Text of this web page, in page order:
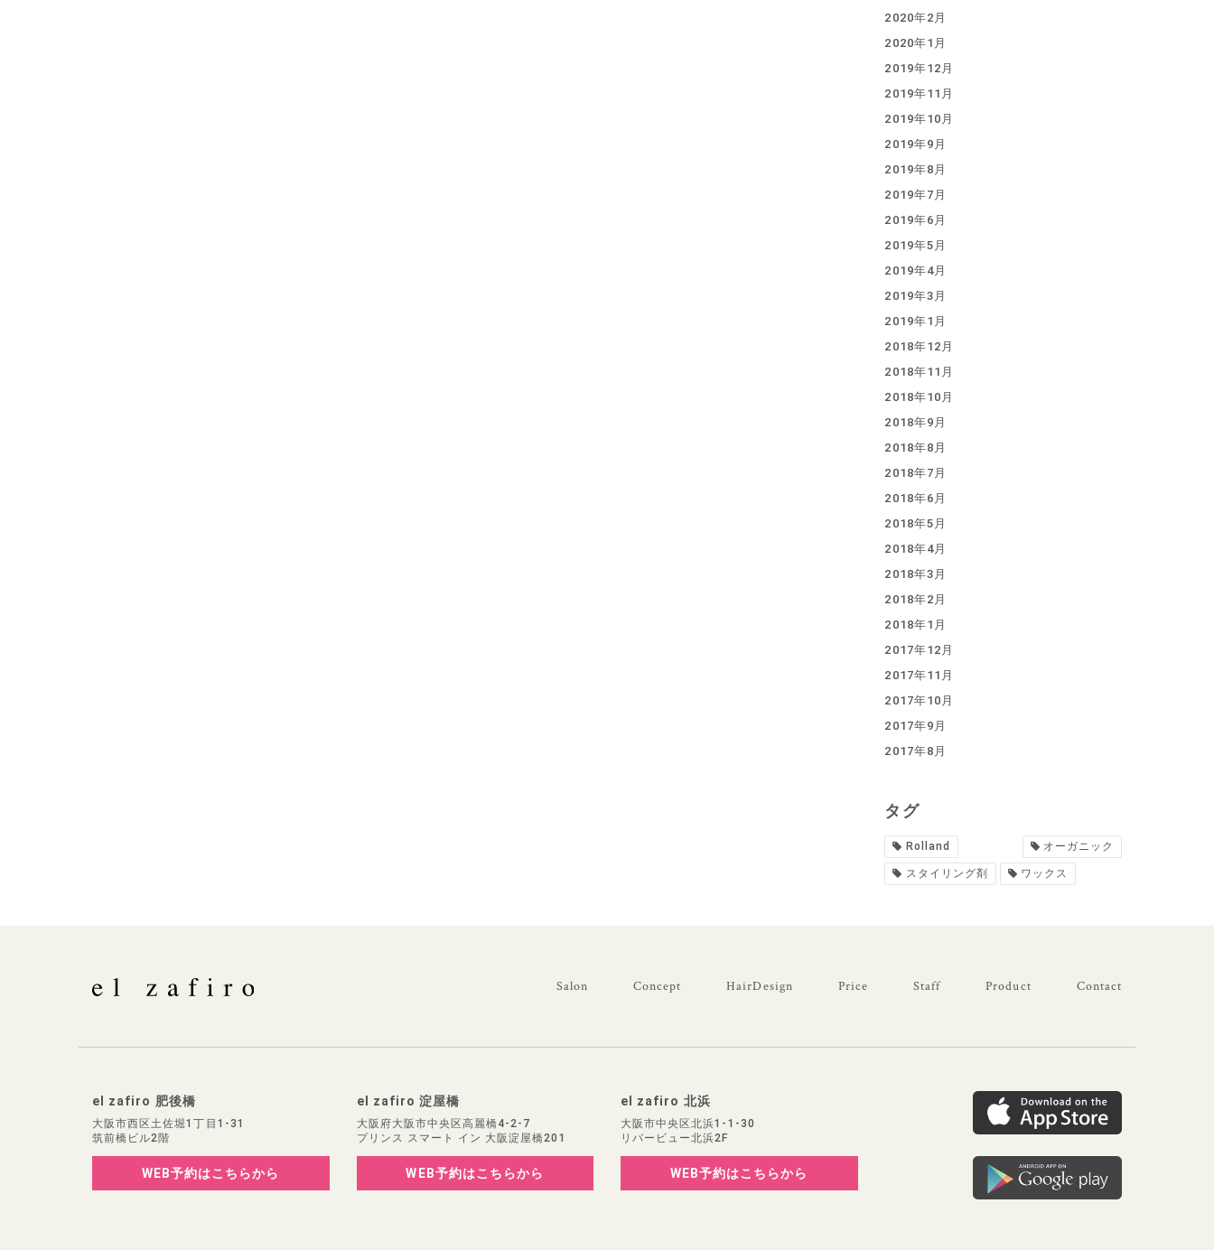
2020年2月
2020年1月
2019年12月
2019年11月
2019年10月
2019年9月
2019年8月
2019年7月
2019年6月
2019年5月
2019年4月
2019年3月
2019年1月
2018年12月
2018年11月
2018年10月
2018年9月
2018年8月
2018年7月
2018年6月
2018年5月
2018年4月
2018年3月
2018年2月
2018年1月
2017年12月
2017年11月
2017年10月
2017年9月
2017年8月
タグ
Rolland オーガニック
スタイリング剤 ワックス
Salon Concept HairDesign Price Staff Product Contact
el zafiro 肥後橋
大阪市西区土佐堀1丁目1-31
筑前橋ビル2階
WEB予約はこちらから
el zafiro 淀屋橋
大阪府大阪市中央区高麗橋4-2-7
プリンス スマート イン 大阪淀屋橋201
WEB予約はこちらから
el zafiro 北浜
大阪市中央区北浜1-1-30
リバービュー北浜2F
WEB予約はこちらから